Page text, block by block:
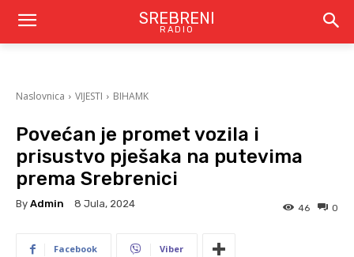
SREBRENI
RADIO
Naslovnica VIJESTI BIHAMK
Povećan je promet vozila i
prisustvo pješaka na putevima
prema Srebrenici
By Admin 8 Jula, 2024 0
46
Facebook Viber